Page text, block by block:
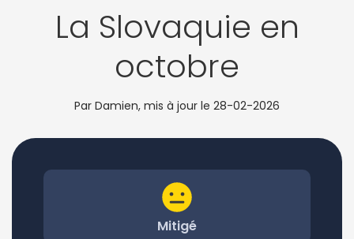
La Slovaquie en
octobre
Par Damien, mis à jour le 28-02-2026
Mitigé